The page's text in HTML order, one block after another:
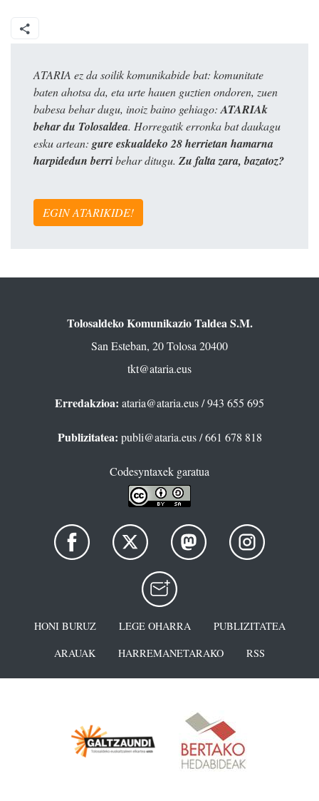
ATARIA ez da soilik komunikabide bat: komunitate
baten ahotsa da, eta urte hauen guztien ondoren, zuen
babesa behar dugu, inoiz baino gehiago:ATARIAk
behar du Tolosaldea. Horregatik erronka bat daukagu
esku artean: gure eskualdeko 28 herrietan hamarna
harpidedun berribehar ditugu. Zu falta zara, bazatoz?
EGIN ATARIKIDE!
Tolosaldeko Komunikazio Taldea S.M.
San Esteban, 20 Tolosa 20400
tkt@ataria.eus
Erredakzioa: ataria@ataria.eus/ 943 655 695
Publizitatea: publi@ataria.eus/ 661 678 818
Codesyntaxek garatua
HONI BURUZ LEGE OHARRA
PUBLIZITATEA
ARAUAK
HARREMANETARAKO RSS